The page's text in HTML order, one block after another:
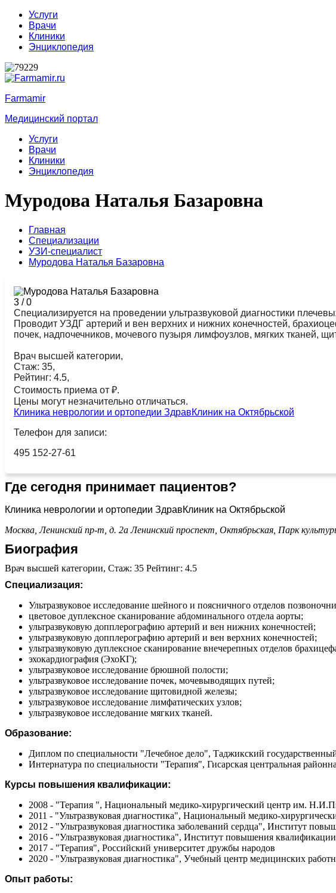
Услуги
Врачи
Клиники
Энциклопедия
Farmamir
Медицинский портал
Услуги
Врачи
Клиники
Энциклопедия
Муродова Наталья Базаровна
Главная
Специализации
УЗИ-специалист
Муродова Наталья Базаровна
3 /0
Специализируется на проведении ультразвуковой диагностики
Проводит УЗДГ артерий и вен верхних и нижних конечностей,
почек, надпочечников, мочевого пузыря лимфоузлов, мягких тканей,
Врач высшей категории,
Стаж: 35,
Рейтинг: 4.5,
Стоимость приема от ₽.
Цены могут незначительно отличаться.
Клиника неврологии и ортопедии ЗдравКлиник на Октябрьской
Телефон для записи:
495 152-27-61
Где сегодня принимает пациентов?
Клиника неврологии и ортопедии ЗдравКлиник на Октябрьской
Москва, Ленинский пр-т, д. 2а Ленинский проспект, Октябрьская, Парк
Биография
Врач высшей категории, Стаж: 35 Рейтинг: 4.5
Специализация:
Ультразвуковое исследование шейного и поясничного отделов
цветовое дуплексное сканирование абдоминального отдела аорты;
ультразвуковую допплерографию артерий и вен нижних конечностей;
ультразвуковую допплерографию артерий и вен верхних конечностей;
ультразвуковую дуплексное сканирование внечерепных отделов
эхокардиография (ЭхоКГ);
ультразвуковое исследование брюшной полости;
ультразвуковое исследование почек, мочевыводящих путей;
ультразвуковое исследование щитовидной железы;
ультразвуковое исследование лимфатических узлов;
ультразвуковое исследование мягких тканей.
Образование:
Диплом по специальности "Лечебное дело", Таджикский
Интернатура по специальности "Терапия", Гисарская центральная
Курсы повышения квалификации:
2008 - "Терапия ", Национальный медико-хирургический центр им.
2011 - "Ультразвуковая диагностика", Национальный медико-
2012 - "Ультразвуковая диагностика заболеваний сердца", Институт
2016 - "Ультразвуковая диагностика", Институт повышения
2017 - "Терапия", Российский университет дружбы народов
2020 - "Ультразвуковая диагностика", Учебный центр медицинских
Опыт работы: